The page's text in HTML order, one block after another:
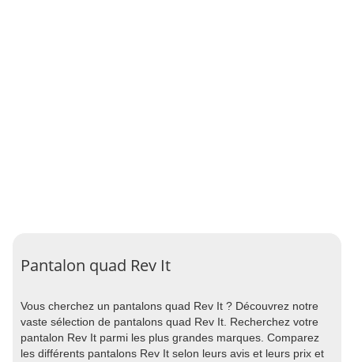
Pantalon quad Rev It
Vous cherchez un pantalons quad Rev It ? Découvrez notre
vaste sélection de pantalons quad Rev It. Recherchez votre
pantalon Rev It parmi les plus grandes marques. Comparez
les différents pantalons Rev It selon leurs avis et leurs prix et